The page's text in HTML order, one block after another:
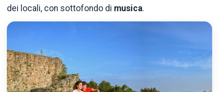
dei locali, con sottofondo di musica.